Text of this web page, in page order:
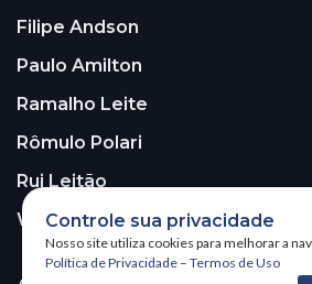
Filipe Andson
Paulo Amilton
Ramalho Leite
Rômulo Polari
Rui Leitão
Walter Santos
Controle sua privacidade
Nosso site utiliza cookies para melhorar a
Política de Privacidade – Termos de Uso